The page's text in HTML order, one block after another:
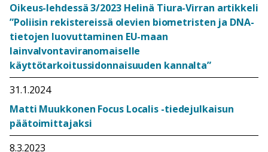
Oikeus-lehdessä 3/2023 Helinä Tiura-Virran artikkeli
”Poliisin rekistereissä olevien biometristen ja DNA-
tietojen luovuttaminen EU-maan
lainvalvontaviranomaiselle
käyttötarkoitussidonnaisuuden kannalta”
31.1.2024
Matti Muukkonen Focus Localis -tiedejulkaisun
päätoimittajaksi
8.3.2023